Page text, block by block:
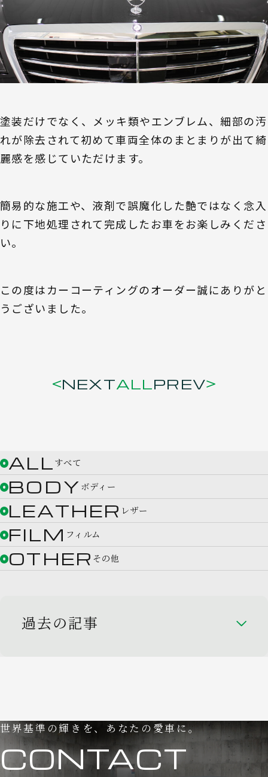
塗装だけでなく、メッキ類やエンブレム、細部の汚
れが除去されて初めて車両全体のまとまりが出て綺
麗感を感じていただけます。
簡易的な施工や、液剤で誤魔化した艶ではなく念入
りに下地処理されて完成したお車をお楽しみくださ
い。
この度はカーコーティングのオーダー誠にありがと
うございました。
NEXTALLPREV
ALL すべて
BODY ボディー
LEATHER レザー
FILM フィルム
OTHER その他
過去の記事
世界基準の輝きを、あなたの愛車に。
CONTACT